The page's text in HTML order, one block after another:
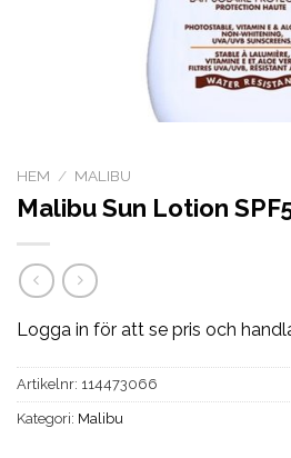
HEM / MALIBU
Malibu Sun Lotion
Logga in för att se pris och
Artikelnr: 114473066
Kategori: Malibu